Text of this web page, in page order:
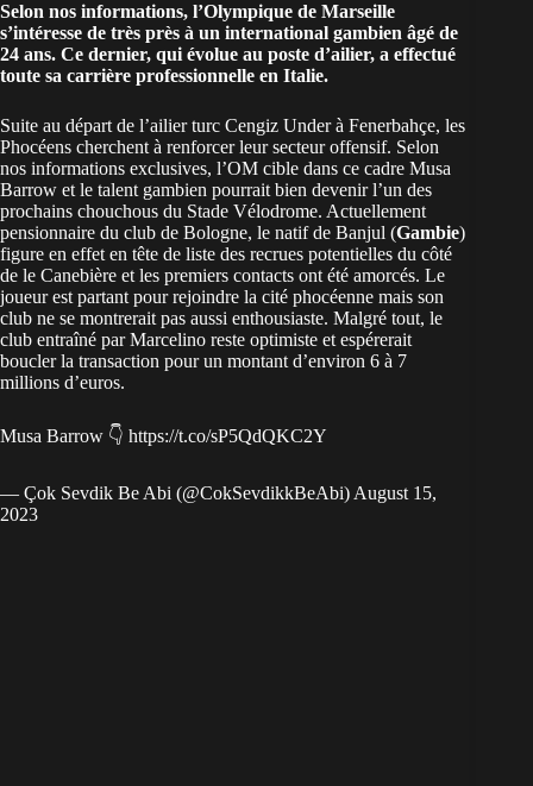
Selon nos informations, l’Olympique de Marseille
s’intéresse de très près à un international gambien âgé de
24 ans. Ce dernier, qui évolue au poste d’ailier, a effectué
toute sa carrière professionnelle en Italie.
Suite au départ de l’ailier turc Cengiz Under à Fenerbahçe, les
Phocéens cherchent à renforcer leur secteur offensif. Selon
nos informations exclusives, l’OM cible dans ce cadre Musa
Barrow et le talent gambien pourrait bien devenir l’un des
prochains chouchous du Stade Vélodrome. Actuellement
pensionnaire du club de Bologne, le natif de Banjul (Gambie)
figure en effet en tête de liste des recrues potentielles du côté
de le Canebière et les premiers contacts ont été amorcés. Le
joueur est partant pour rejoindre la cité phocéenne mais son
club ne se montrerait pas aussi enthousiaste. Malgré tout, le
club entraîné par Marcelino reste optimiste et espérerait
boucler la transaction pour un montant d’environ 6 à 7
millions d’euros.
Musa Barrow 👇 https://t.co/sP5QdQKC2Y
— Çok Sevdik Be Abi (@CokSevdikkBeAbi) August 15,
2023